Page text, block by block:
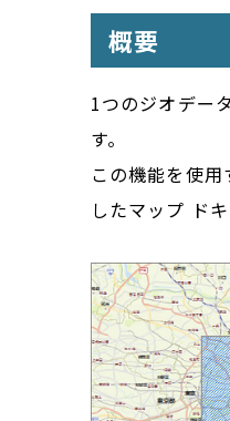
概要
1つのジオデー
す。
この機能を使
したマップ ド